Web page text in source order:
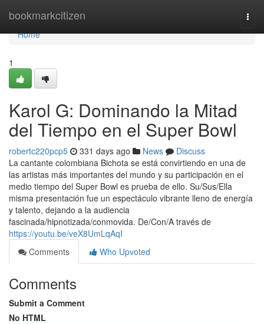
bookmarkcitizen
Home
Home
1
Karol G: Dominando la Mitad
del Tiempo en el Super Bowl
robertc220pcp5 331 days ago News
Discuss
La cantante colombiana Bichota se está convirtiendo en una de
las artistas más importantes del mundo y su participación en el
medio tiempo del Super Bowl es prueba de ello. Su/Sus/Ella
misma presentación fue un espectáculo vibrante lleno de energía
y talento, dejando a la audiencia
fascinada/hipnotizada/conmovida. De/Con/A través de
https://youtu.be/veX8UmLqAqI
Comments
Who Upvoted
Comments
Submit a Comment
No HTML